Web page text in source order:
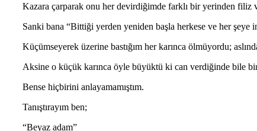
Kazara çarparak onu her devirdiğimde farklı bir yerinden filiz
Sanki bana “Bittiği yerden yeniden başla herkese ve her şeye
Küçümseyerek üzerine bastığım her karınca ölmüyordu;
Aksine o küçük karınca öyle büyüktü ki can verdiğinde bile
Bense hiçbirini anlayamamıştım.
Tanıştırayım ben;
“Beyaz adam”